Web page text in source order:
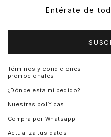
Entérate de
Términos y condiciones
promocionales
¿Dónde esta mi pedido?
Nuestras políticas
Compra por Whatsapp
Actualiza tus datos